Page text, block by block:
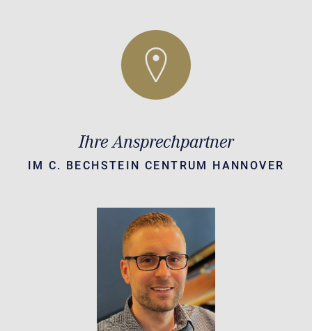
Ihre Ansprechpartner
IM C. BECHSTEIN CENTRUM HANNOVER